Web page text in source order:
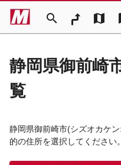
search map
静岡県御前崎
覧
静岡県御前崎市(シズオカケ
的の住所を選択してください。